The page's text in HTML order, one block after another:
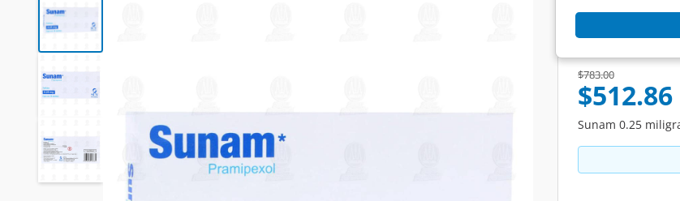
SUNAM
Sunam 0.25
Price reduced from
$783.00to
$512.86
Sunam 0.25